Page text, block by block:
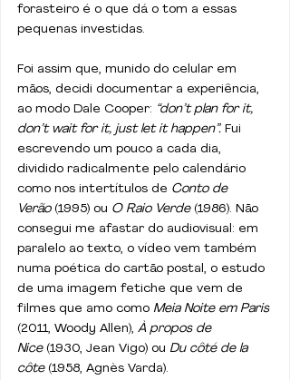
forasteiro é o que dá o tom a essas
pequenas investidas.
Foi assim que, munido do celular em
mãos, decidi documentar a experiência,
ao modo Dale Cooper: “don’t plan for it,
don’t wait for it, just let it happen”. Fui
escrevendo um pouco a cada dia,
dividido radicalmente pelo calendário
como nos intertítulos de Conto de
Verão (1995) ou O Raio Verde (1986). Não
consegui me afastar do audiovisual: em
paralelo ao texto, o vídeo vem também
numa poética do cartão postal, o estudo
de uma imagem fetiche que vem de
filmes que amo como Meia Noite em Paris
(2011, Woody Allen), À propos de
Nice (1930, Jean Vigo) ou Du côté de la
côte (1958, Agnès Varda).